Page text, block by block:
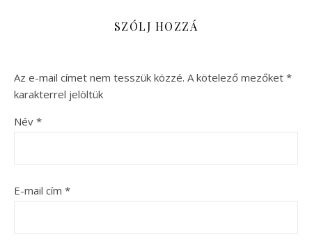
SZÓLJ HOZZÁ
Az e-mail címet nem tesszük közzé. A kötelező mezőket *
karakterrel jelöltük
Név *
E-mail cím *